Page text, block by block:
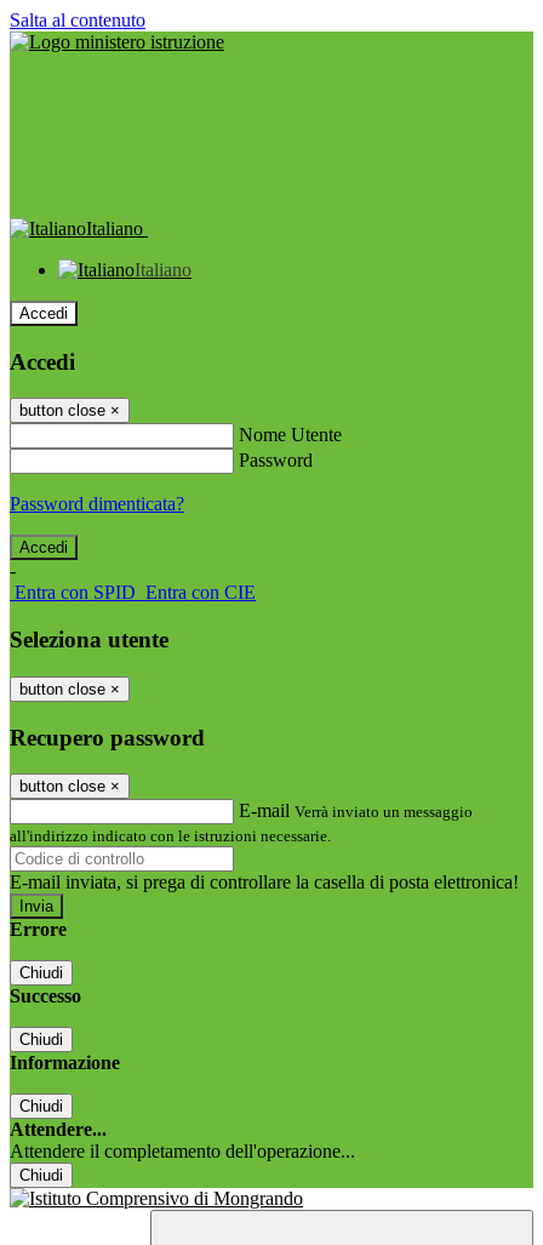
Salta al contenuto
Italiano
Italiano
Accedi
Accedi
button close ×
Nome Utente
Password
Password dimenticata?
-
Entra con SPID Entra con CIE
Seleziona utente
button close ×
Recupero password
button close ×
E-mail Verrà inviato un messaggio
all'indirizzo indicato con le istruzioni necessarie.
E-mail inviata, si prega di controllare la casella di posta elettronica!
Errore
Chiudi
Successo
Chiudi
Informazione
Chiudi
Attendere...
Attendere il completamento dell'operazione...
Chiudi